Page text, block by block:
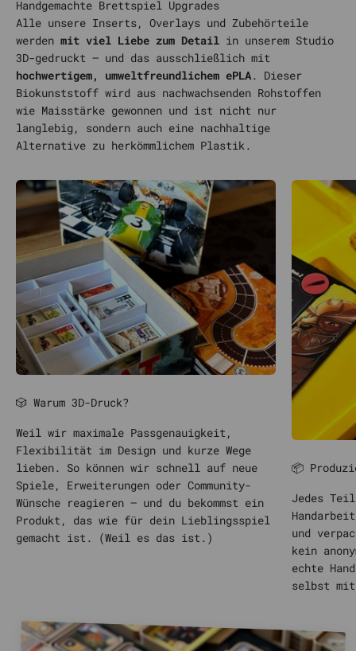
Alle unsere Inserts, Overlays und Zubehörteile
werden mit viel Liebe zum Detail in unserem Studio
3D-gedruckt – und das ausschließlich mit
hochwertigem, umweltfreundlichem ePLA. Dieser
Biokunststoff wird aus nachwachsenden Rohstoffen
wie Maisstärke gewonnen und ist nicht nur
langlebig, sondern auch eine nachhaltige
Alternative zu herkömmlichem Plastik.
🎲 Warum 3D-Druck?
Weil wir maximale Passgenauigkeit,
Flexibilität im Design und kurze Wege
lieben. So können wir schnell auf neue
Spiele, Erweiterungen oder Community-
Wünsche reagieren – und du bekommst ein
Produkt, das wie für dein Lieblingsspiel
gemacht ist. (Weil es das ist.)
📦
Jedes
und
kein
echte
selbst